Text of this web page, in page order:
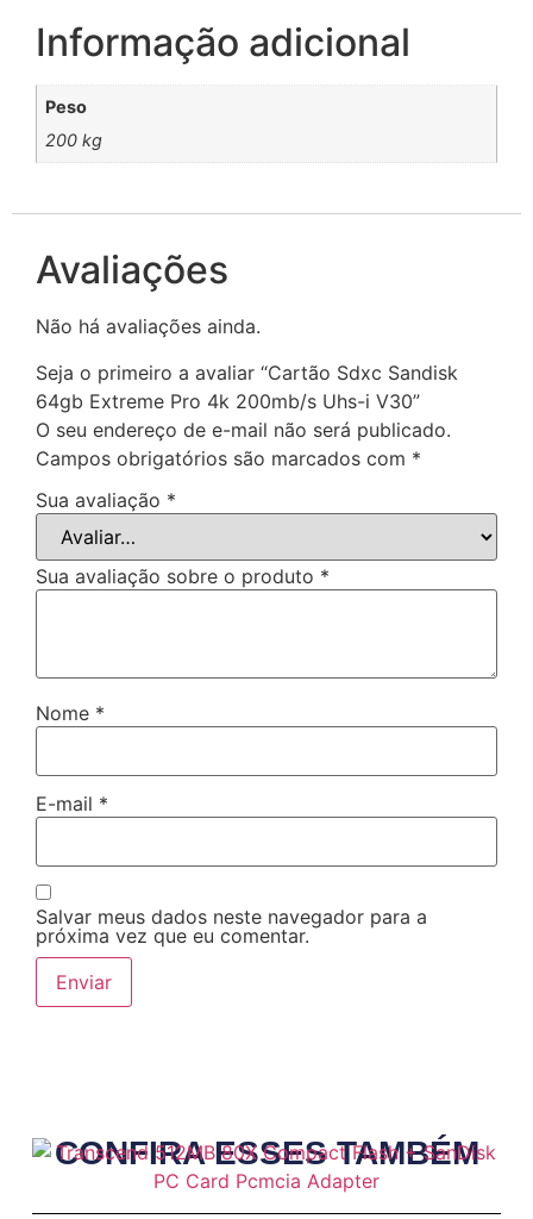
Informação adicional
Peso
200 kg
Avaliações
Não há avaliações ainda.
Seja o primeiro a avaliar “Cartão Sdxc Sandisk
64gb Extreme Pro 4k 200mb/s Uhs-i V30”
O seu endereço de e-mail não será publicado.
Campos obrigatórios são marcados com *
Sua avaliação *
Sua avaliação sobre o produto *
Nome *
E-mail *
Salvar meus dados neste navegador para a
próxima vez que eu comentar.
CONFIRA ESSES TAMBÉM